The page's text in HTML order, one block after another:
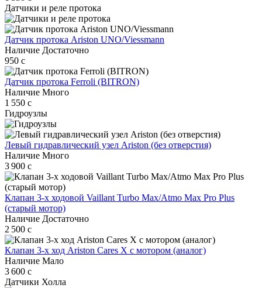
Датчики и реле протока
Датчик протока Ariston UNO/Viessmann
Наличие Достаточно
950 c
Датчик протока Ferroli (BITRON)
Наличие Много
1 550 c
Гидроузлы
Левый гидравлический узел Ariston (без отверстия)
Наличие Много
3 900 c
Клапан 3-х ходовой Vaillant Turbo Max/Atmo Max Pro Plus
(старый мотор)
Наличие Достаточно
2 500 c
Клапан 3-х ход Ariston Cares X с мотором (аналог)
Наличие Мало
3 600 c
Датчики Холла